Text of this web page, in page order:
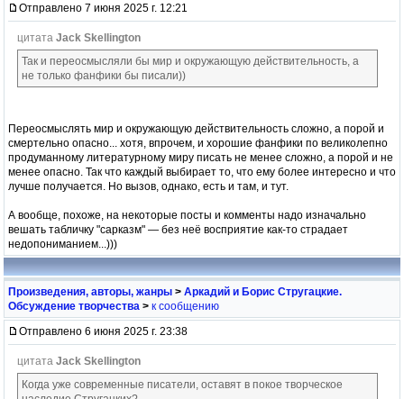
Отправлено 7 июня 2025 г. 12:21
цитата Jack Skellington
Так и переосмысляли бы мир и окружающую действительность, а
не только фанфики бы писали))
Переосмыслять мир и окружающую действительность сложно, а порой и
смертельно опасно... хотя, впрочем, и хорошие фанфики по великолепно
продуманному литературному миру писать не менее сложно, а порой и не
менее опасно. Так что каждый выбирает то, что ему более интересно и что
лучше получается. Но вызов, однако, есть и там, и тут.
А вообще, похоже, на некоторые посты и комменты надо изначально
вешать табличку "сарказм" — без неё восприятие как-то страдает
недопониманием...)))
Произведения, авторы, жанры > Аркадий и Борис Стругацкие.
Обсуждение творчества > к сообщению
Отправлено 6 июня 2025 г. 23:38
цитата Jack Skellington
Когда уже современные писатели, оставят в покое творческое